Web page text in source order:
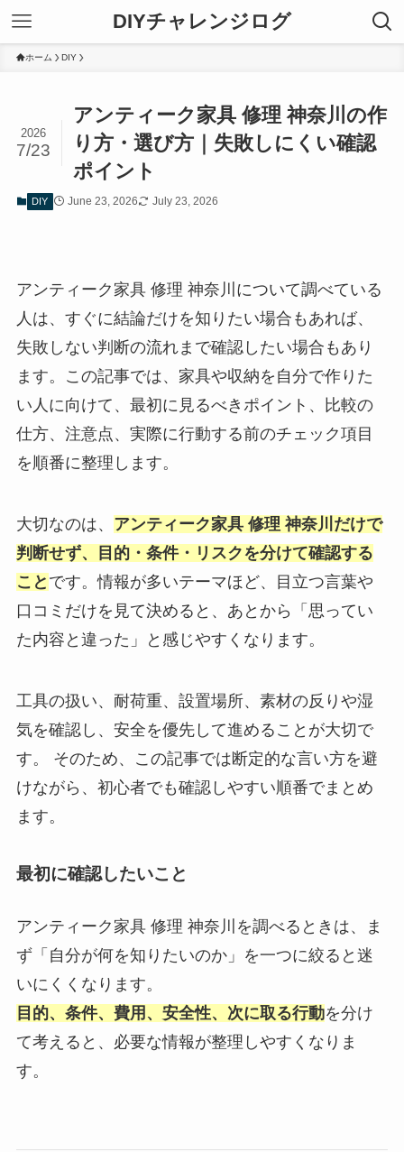
DIYチャレンジログ
ホーム DIY
アンティーク家具 修理 神奈川の作
り方・選び方｜失敗しにくい確認
ポイント
2026
7/23
DIY June 23, 2026 July 23, 2026
アンティーク家具 修理 神奈川について調べている
人は、すぐに結論だけを知りたい場合もあれば、
失敗しない判断の流れまで確認したい場合もあり
ます。この記事では、家具や収納を自分で作りた
い人に向けて、最初に見るべきポイント、比較の
仕方、注意点、実際に行動する前のチェック項目
を順番に整理します。
大切なのは、 アンティーク家具 修理 神奈川だけで
判断せず、目的・条件・リスクを分けて確認する
こと です。情報が多いテーマほど、目立つ言葉や
口コミだけを見て決めると、あとから「思ってい
た内容と違った」と感じやすくなります。
工具の扱い、耐荷重、設置場所、素材の反りや湿
気を確認し、安全を優先して進めることが大切で
す。 そのため、この記事では断定的な言い方を避
けながら、初心者でも確認しやすい順番でまとめ
ます。
最初に確認したいこと
アンティーク家具 修理 神奈川を調べるときは、ま
ず「自分が何を知りたいのか」を一つに絞ると迷
いにくくなります。
目的、条件、費用、安全性、次に取る行動を分け
て考えると、必要な情報が整理しやすくなりま
す。